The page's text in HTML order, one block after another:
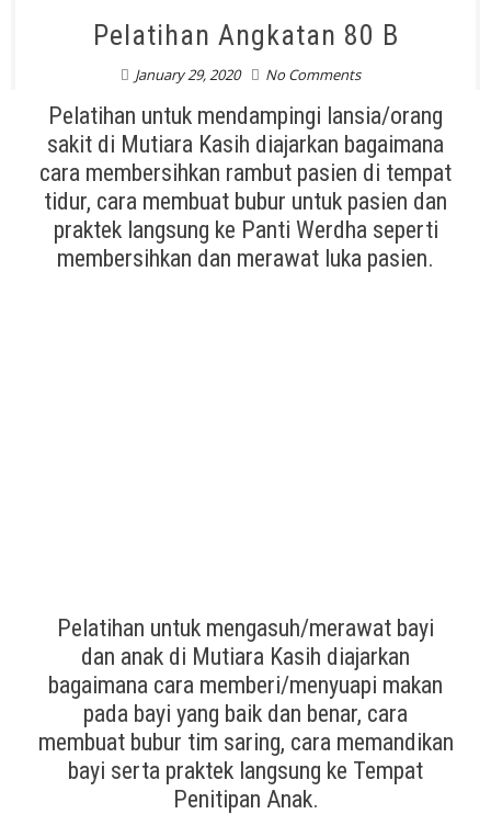
Pelatihan Angkatan 80 B
January 29, 2020 No Comments
Pelatihan untuk mendampingi lansia/orang
sakit di Mutiara Kasih diajarkan bagaimana
cara membersihkan rambut pasien di tempat
tidur, cara membuat bubur untuk pasien dan
praktek langsung ke Panti Werdha seperti
membersihkan dan merawat luka pasien.
Pelatihan untuk mengasuh/merawat bayi
dan anak di Mutiara Kasih diajarkan
bagaimana cara memberi/menyuapi makan
pada bayi yang baik dan benar, cara
membuat bubur tim saring, cara memandikan
bayi serta praktek langsung ke Tempat
Penitipan Anak.